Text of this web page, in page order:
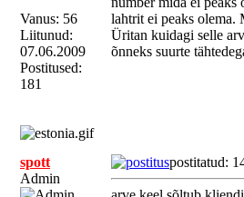
E3:
Vanus: 56
Liitunud:
07.06.2009
Postitused:
181
lahtrit ei peaks olema.
Üritan kuidagi selle
õnneks suurte
spott
Admin
postitatud: